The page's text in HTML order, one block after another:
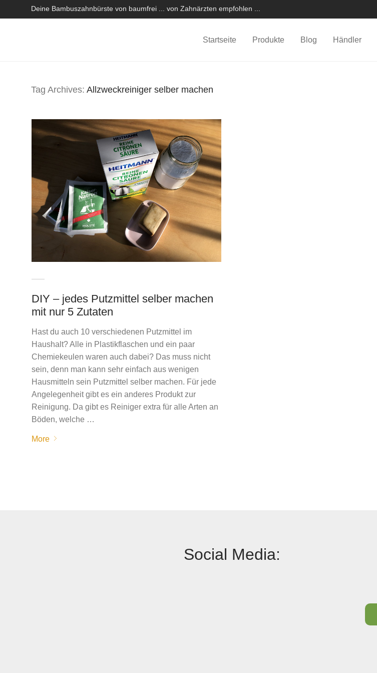
Deine Bambuszahnbürste von baumfrei ... von Zahnärzten empfohlen ...
Startseite Produkte Blog Händler
Tag Archives: Allzweckreiniger selber machen
DIY – jedes Putzmittel selber machen
mit nur 5 Zutaten
Hast du auch 10 verschiedenen Putzmittel im
Haushalt? Alle in Plastikflaschen und ein paar
Chemiekeulen waren auch dabei? Das muss nicht
sein, denn man kann sehr einfach aus wenigen
Hausmitteln sein Putzmittel selber machen. Für jede
Angelegenheit gibt es ein anderes Produkt zur
Reinigung. Da gibt es Reiniger extra für alle Arten an
Böden, welche …
More
Social Media: